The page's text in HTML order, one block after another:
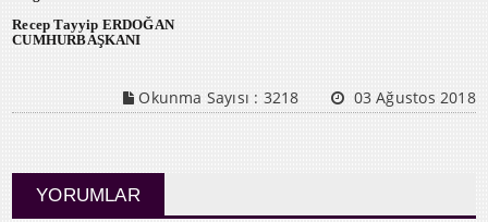
Recep Tayyip ERDOĞAN
CUMHURBAŞKANI
Okunma Sayısı : 3218 03 Ağustos 2018
YORUMLAR